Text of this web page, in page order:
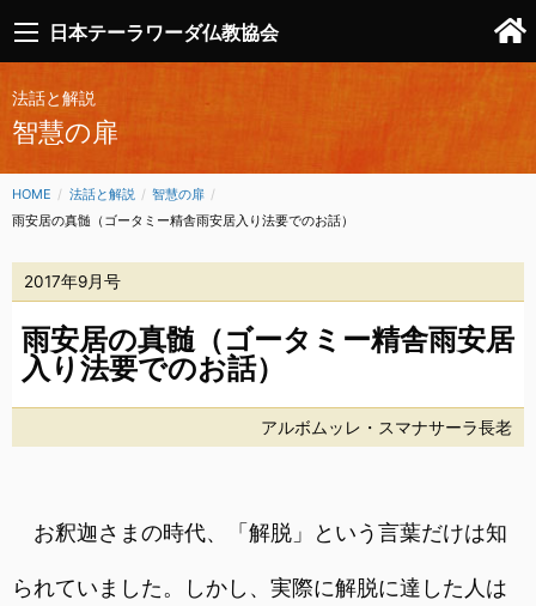
日本テーラワーダ仏教協会
法話と解説
智慧の扉
HOME 法話と解説
智慧の扉
CURRENT:
雨安居の真髄（ゴータミー精舎雨安居入り法要でのお話）
2017年9月号
雨安居の真髄（ゴータミー精舎雨安居
入り法要でのお話）
アルボムッレ・スマナサーラ長老
お釈迦さまの時代、「解脱」という言葉だけは知
られていました。しかし、実際に解脱に達した人は